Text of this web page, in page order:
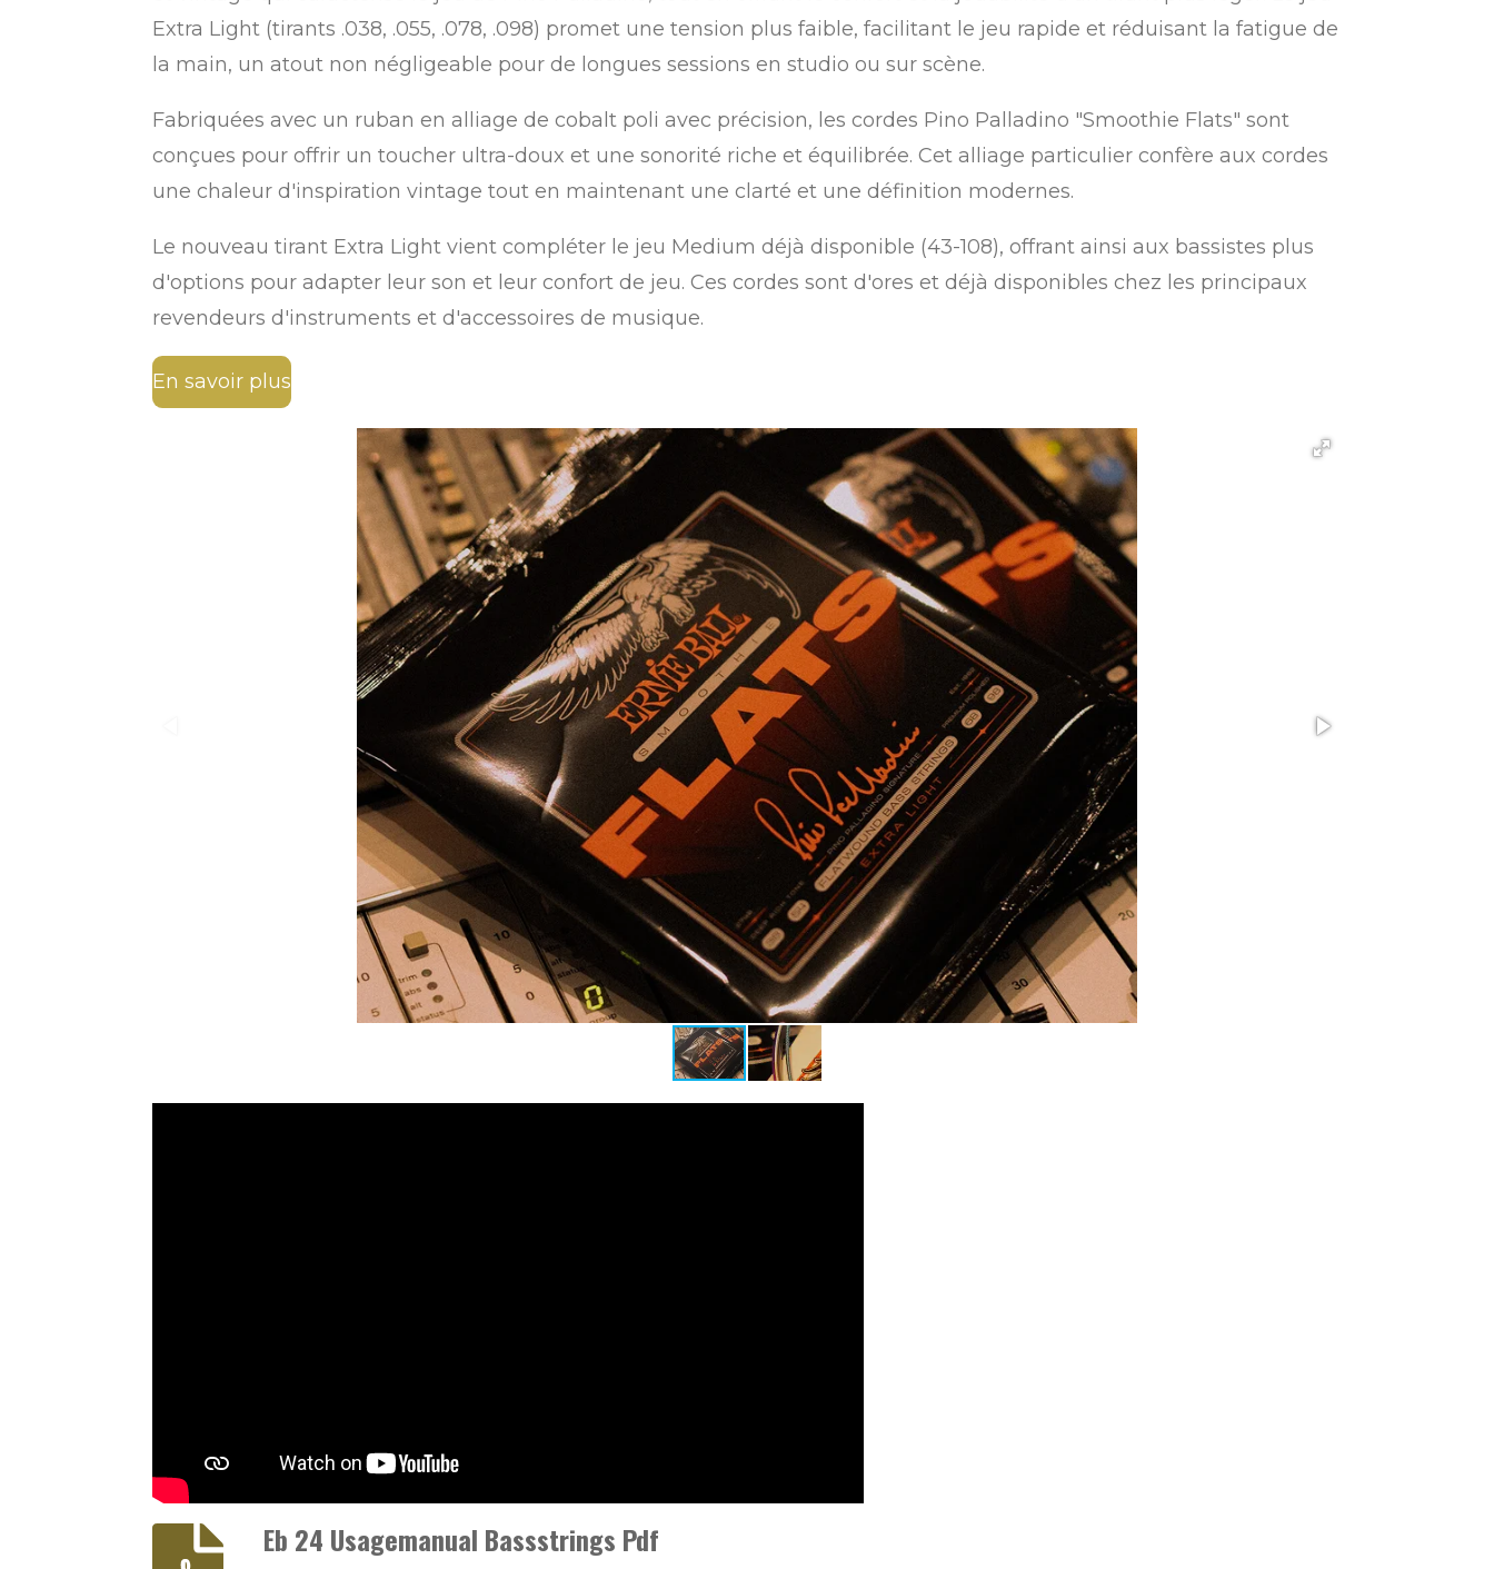
Extra Light (tirants .038, .055, .078, .098) promet une tension plus faible, facilitant le jeu rapide et réduisant la fatigue de
la main, un atout non négligeable pour de longues sessions en studio ou sur scène.
Fabriquées avec un ruban en alliage de cobalt poli avec précision, les cordes Pino Palladino "Smoothie Flats" sont
conçues pour offrir un toucher ultra-doux et une sonorité riche et équilibrée. Cet alliage particulier confère aux cordes
une chaleur d'inspiration vintage tout en maintenant une clarté et une définition modernes.
Le nouveau tirant Extra Light vient compléter le jeu Medium déjà disponible (43-108), offrant ainsi aux bassistes plus
d'options pour adapter leur son et leur confort de jeu. Ces cordes sont d'ores et déjà disponibles chez les principaux
revendeurs d'instruments et d'accessoires de musique.
En savoir plus
Eb 24 Usagemanual Bassstrings Pdf